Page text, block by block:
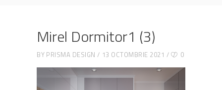
Mirel Dormitor1 (3)
BY PRISMA DESIGN 13 OCTOMBRIE 2021 0